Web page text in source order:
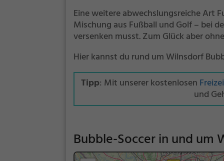
Eine weitere abwechslungsreiche Art
Mischung aus Fußball und Golf – bei
versenken musst. Zum Glück aber
Hier kannst du rund um Wilnsdorf
Tipp: Mit unserer kostenlosen
und
Bubble-Soccer in und um